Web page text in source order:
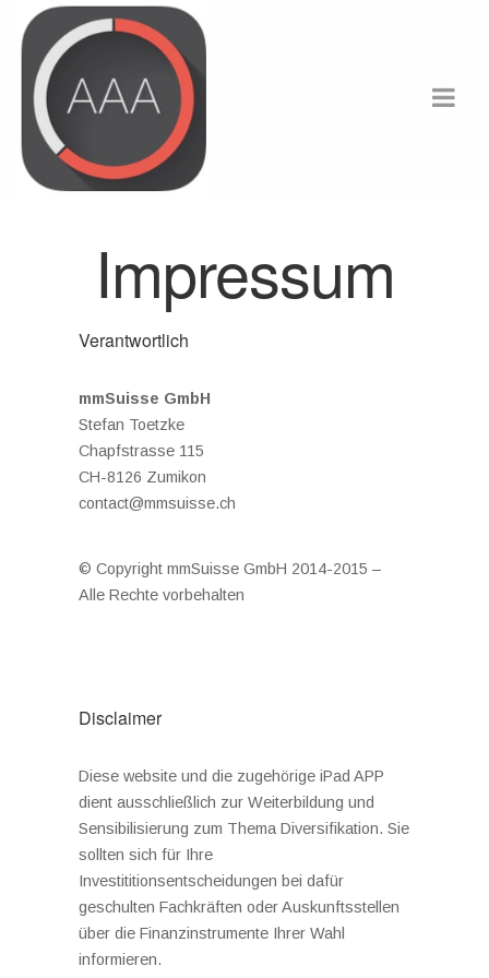
Impressum
Verantwortlich
mmSuisse GmbH
Stefan Toetzke
Chapfstrasse 115
CH-8126 Zumikon
contact@mmsuisse.ch
© Copyright mmSuisse GmbH 2014-2015 –
Alle Rechte vorbehalten
Disclaimer
Diese website und die zugehörige iPad APP
dient ausschließlich zur Weiterbildung und
Sensibilisierung zum Thema Diversifikation. Sie
sollten sich für Ihre
Investititionsentscheidungen bei dafür
geschulten Fachkräften oder Auskunftsstellen
über die Finanzinstrumente Ihrer Wahl
informieren.